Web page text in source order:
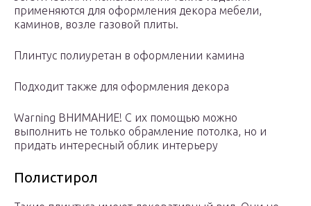
применяются для оформления декора мебели,
каминов, возле газовой плиты.
Плинтус полиуретан в оформлении камина
Подходит также для оформления декора
Warning ВНИМАНИЕ! С их помощью можно
выполнить не только обрамление потолка, но и
придать интересный облик интерьеру
Полистирол